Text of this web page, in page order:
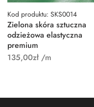
Kod produktu: SKS0014
Zielona skóra sztuczna
odzieżowa elastyczna
premium
135,00zł/m